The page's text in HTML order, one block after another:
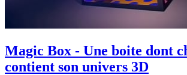
Magic Box - Une boite dont
contient son univers 3D